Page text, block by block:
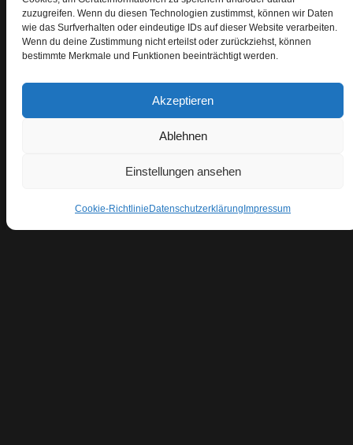
zuzugreifen. Wenn du diesen Technologien zustimmst, können wir Daten
wie das Surfverhalten oder eindeutige IDs auf dieser Website verarbeiten.
Wenn du deine Zustimmung nicht erteilst oder zurückziehst, können
bestimmte Merkmale und Funktionen beeinträchtigt werden.
Akzeptieren
Ablehnen
Einstellungen ansehen
Cookie-Richtlinie Datenschutzerklärung Impressum
In unserem im Westernstil ausgestatteten Saloon
haben wir versucht, ein Ambiente zu schaffen, in dem
sich sowohl Jung als auch Alt wohl fühlen können.
Lesen Sie weiter…